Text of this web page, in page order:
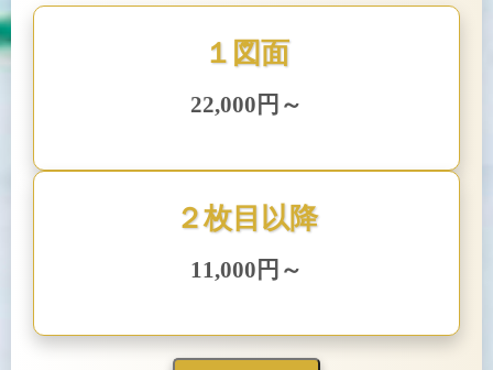
１図面
22,000円～
２枚目以降
11,000円～